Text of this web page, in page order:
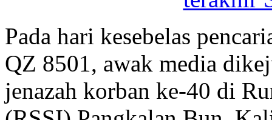
Pada hari kesebelas
QZ 8501, awak media
jenazah korban ke-40 di